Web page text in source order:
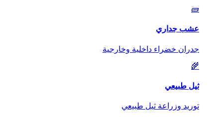
🧱
عشب جداري
جدران خضراء داخلية وخارجية
🌾
ثيل طبيعي
توريد وزراعة ثيل طبيعي